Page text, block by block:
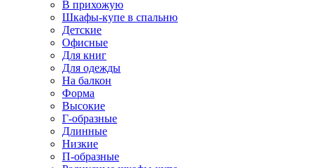
В прихожую
Шкафы-купе в спальню
Детские
Офисные
Для книг
Для одежды
На балкон
Форма
Высокие
Г-образные
Длинные
Низкие
П-образные